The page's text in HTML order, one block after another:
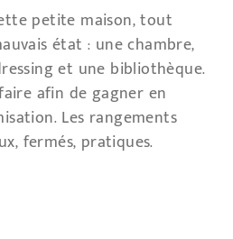
petite maison, tout
état : une chambre,
et une bibliothèque.
afin de gagner en
Les rangements
fermés, pratiques.